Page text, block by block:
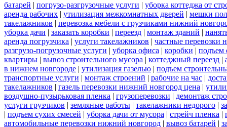
батарей | погрузо-разгрузочные услуги | уборка коттеджа от
аренда рабочих | утилизация межкомнатных дверей | мешки
такелажников | перевозка мебели с грузчиками нижний
уборка дачи | заказать коробки | переезд | монтаж зданий |
аренда погрузчика | услуги такелажников | частные перевозки
разгрузо-погрузочные услуги | уборка офиса | коробки | подъем
квартиры | вывоз строительного мусора | коттеджный переезд |
в нижнем новгороде | утилизация газелью | подъем
транспортные услуги | монтаж строений | рабочие на час |
такелажников | газель перевозки нижний новгород цена |
воздушно-пузырьковая пленка | грузоперевозки | демонтаж
услуги грузчиков | земляные работы | такелажники недорого |
| подъем сухих смесей | уборка дачи от мусора | стрейч пленка |
автомобильные перевозки нижний новгород | вывоз батарей |